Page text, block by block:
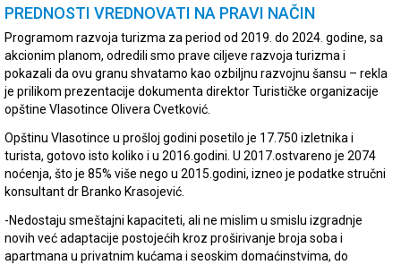
PREDNOSTI VREDNOVATI NA PRAVI NAČIN
Programom razvoja turizma za period od 2019. do 2024. godine, sa
akcionim planom, odredili smo prave ciljeve razvoja turizma i
pokazali da ovu granu shvatamo kao ozbiljnu razvojnu šansu – rekla
je prilikom prezentacije dokumenta direktor Turističke organizacije
opštine Vlasotince Olivera Cvetković.
Opštinu Vlasotince u prošloj godini posetilo je 17.750 izletnika i
turista, gotovo isto koliko i u 2016.godini. U 2017.ostvareno je 2074
noćenja, što je 85% više nego u 2015.godini, izneo je podatke stručni
konsultant dr Branko Krasojević.
-Nedostaju smeštajni kapaciteti, ali ne mislim u smislu izgradnje
novih već adaptacije postojećih kroz proširivanje broja soba i
apartmana u privatnim kućama i seoskim domaćinstvima, do